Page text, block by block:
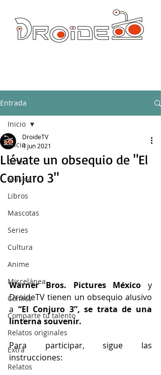
Entrada
Inicio
Cine
Música
Libros
Mascotas
Series
Cultura
Anime
Miscelánea
Cómics
Comparte tu talento
Relatos originales
Extra
Relatos
Inicio
Llévate un obsequio de "El
Conjuro 3"
DroideTV
4 jun 2021
Warner Bros. Pictures México y
DroideTV tienen un obsequio alusivo
a “El Conjuro 3”, se trata de una
linterna souvenir.
Para participar, sigue las
instrucciones: